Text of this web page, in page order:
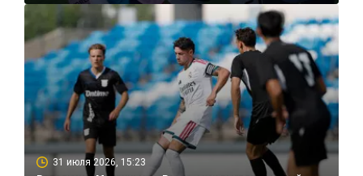
31 июля 2026, 15:23